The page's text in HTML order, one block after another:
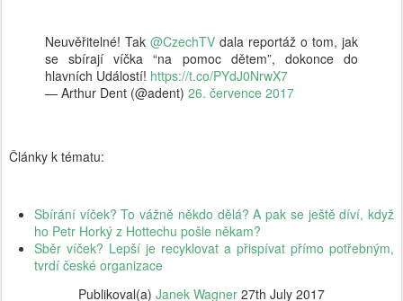
Neuvěřitelné! Tak @CzechTV dala reportáž o tom, jak
se sbírají víčka “na pomoc dětem”, dokonce do
hlavních Událostí! https://t.co/PYdJ0NrwX7
— Arthur Dent (@adent) 26. července 2017
Články k tématu:
Sbírání víček? To vážně někdo dělá? A pak se ještě díví, když
ho Petr Horký z Hottechu pošle někam?
Sběr víček? Lepší je recyklovat a přispívat přímo potřebným,
tvrdí české organizace
Publikoval(a) Janek Wagner 27th July 2017